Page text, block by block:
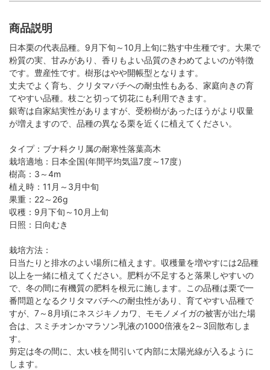
商品説明
日本栗の代表品種。9月下旬～10月上旬に熟す中生種です。大果で
粉質の実、甘みがあり、香りもよい品質のきわめてよいのが特徴
です。豊産性です。樹形はやや開帳型となります。
丈夫でよく育ち、クリタマバチへの耐虫性もある、家庭向きの育
てやすい品種。枝ごと切って切花にも利用できます。
銀寄は自家結実性がありますが、受粉樹があったほうがより収量
が増えますので、品種の異なる栗を近くに植えてください。
タイプ：ブナ科クリ属の耐寒性落葉高木
栽培適地：日本全国(年間平均気温7度～17度）
樹高：3～4m
植え時：11月～3月中旬
果重：22～26g
収穫：9月下旬～10月上旬
日照：日向むき
栽培方法：
日当たりと排水のよい場所に植えます。収穫量を増やすには2品種
以上を一緒に植えてください。肥料が不足すると落果しやすいの
で、冬の間に有機質の肥料を根元に施します。この品種は栗で一
番問題となるクリタマバチへの耐虫性があり、育てやすい品種で
すが、7～8月頃にネスジキノカワ、モモノメイガの被害が出た場
合は、スミチオンかマラソン乳液の1000倍液を2～3回散布しま
す。
剪定は冬の間に、太い枝を間引いて内部に太陽光線が入るように
します。